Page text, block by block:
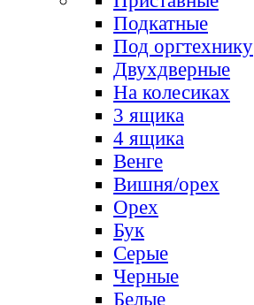
Подкатные
Под оргтехнику
Двухдверные
На колесиках
3 ящика
4 ящика
Венге
Вишня/орех
Орех
Бук
Серые
Черные
Белые